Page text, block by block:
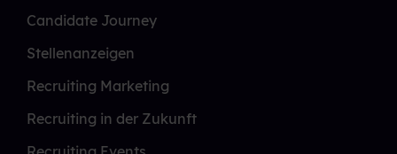
Candidate Journey
Stellenanzeigen
Recruiting Marketing
Recruiting in der Zukunft